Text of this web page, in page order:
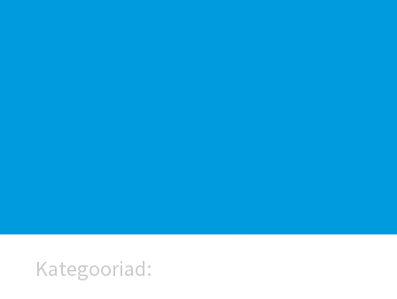
Kategooriad: